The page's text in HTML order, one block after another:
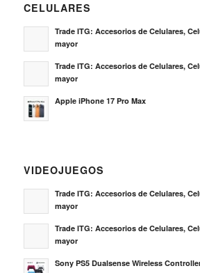
CELULARES
Trade ITG: Accesorios de Celulares,
mayor
Trade ITG: Accesorios de Celulares,
mayor
Apple iPhone 17 Pro Max
VIDEOJUEGOS
Trade ITG: Accesorios de Celulares,
mayor
Trade ITG: Accesorios de Celulares,
mayor
Sony PS5 Dualsense Wireless